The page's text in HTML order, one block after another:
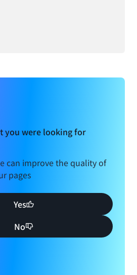
you were looking for
can improve the quality of
pages
Yes
No